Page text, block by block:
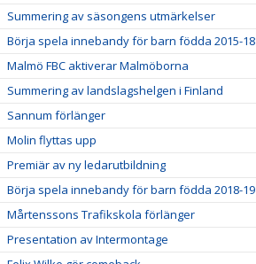
Summering av säsongens utmärkelser
Börja spela innebandy för barn födda 2015-18
Malmö FBC aktiverar Malmöborna
Summering av landslagshelgen i Finland
Sannum förlänger
Molin flyttas upp
Premiär av ny ledarutbildning
Börja spela innebandy för barn födda 2018-19
Mårtenssons Trafikskola förlänger
Presentation av Intermontage